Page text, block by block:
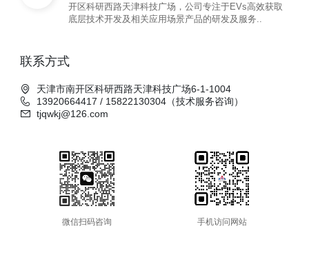
开区科研西路天津科技广场，公司专注于EVs高效获取
底层技术开发及相关应用场景产品的研发及服务..
联系方式
天津市南开区科研西路天津科技广场6-1-1004
13920664417 / 15822130304（技术服务咨询）
tjqwkj@126.com
微信扫码咨询 手机访问网站